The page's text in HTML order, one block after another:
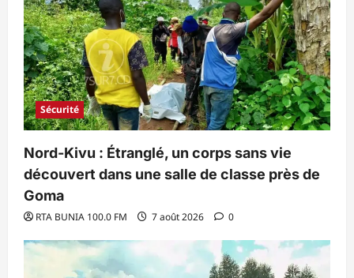
Sécurité
Nord-Kivu : Étranglé, un corps sans vie
découvert dans une salle de classe près de
Goma
RTA BUNIA 100.0 FM 7 août 2026 0